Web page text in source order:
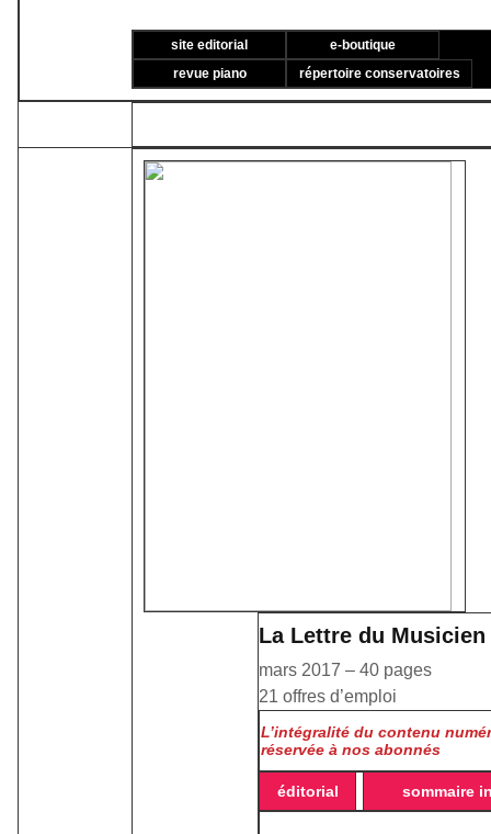
site editorial
e-boutique
revue piano
répertoire conservatoires
La Lettre du Musicien
mars 2017 – 40 pages
21 offres d’emploi
L’intégralité du contenu
réservée à nos abonnés
éditorial sommaire